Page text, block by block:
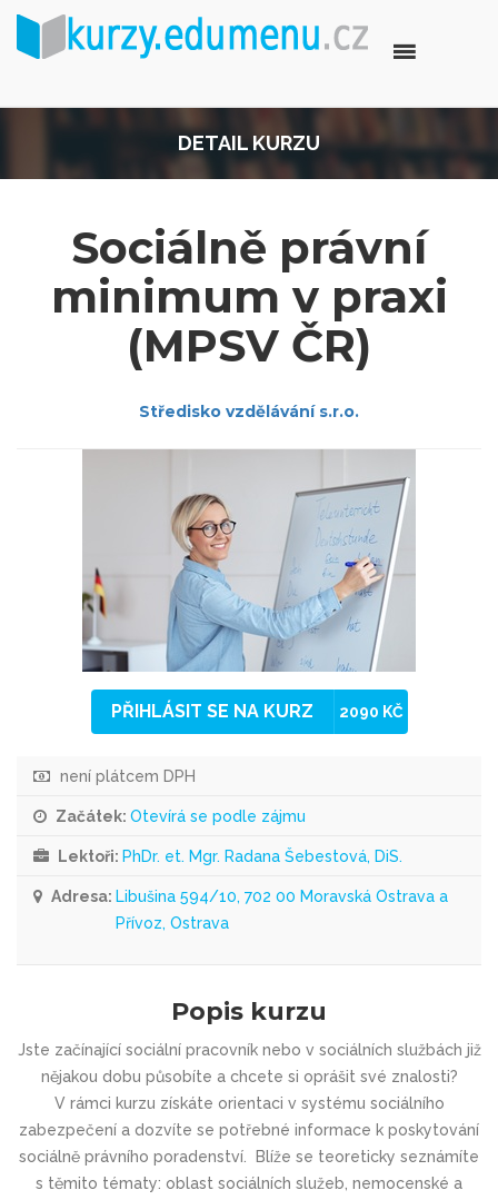
DETAIL KURZU
Sociálně právní
minimum v praxi
(MPSV ČR)
Středisko vzdělávání s.r.o.
PŘIHLÁSIT SE NA KURZ 2090 KČ
není plátcem DPH
Začátek: Otevírá se podle zájmu
Lektoři: PhDr. et. Mgr. Radana Šebestová, DiS.
Adresa: Libušina 594/10, 702 00 Moravská Ostrava a
Přívoz, Ostrava
Popis kurzu
Jste začínající sociální pracovník nebo v sociálních službách již
nějakou dobu působíte a chcete si oprášit své znalosti?
V rámci kurzu získáte orientaci v systému sociálního
zabezpečení a dozvíte se potřebné informace k poskytování
sociálně právního poradenství. Blíže se teoreticky seznámíte
s těmito tématy: oblast sociálních služeb, nemocenské a